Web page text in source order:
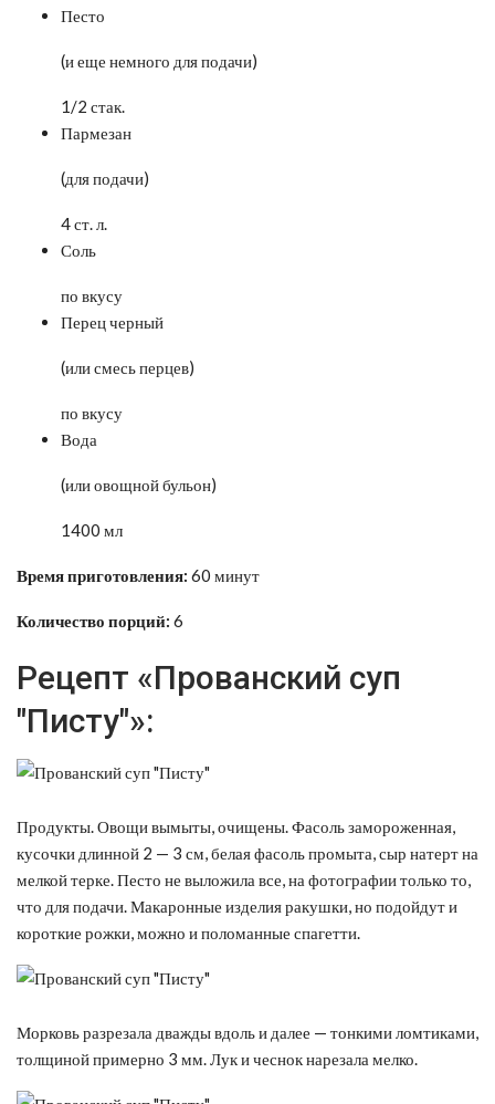
Песто
(и еще немного для подачи)
1/2 стак.
Пармезан
(для подачи)
4 ст. л.
Соль
по вкусу
Перец черный
(или смесь перцев)
по вкусу
Вода
(или овощной бульон)
1400 мл
Время приготовления: 60 минут
Количество порций: 6
Рецепт «Прованский суп
"Писту"»:
Продукты. Овощи вымыты, очищены. Фасоль замороженная,
кусочки длинной 2 — 3 см, белая фасоль промыта, сыр натерт на
мелкой терке. Песто не выложила все, на фотографии только то,
что для подачи. Макаронные изделия ракушки, но подойдут и
короткие рожки, можно и поломанные спагетти.
Морковь разрезала дважды вдоль и далее — тонкими ломтиками,
толщиной примерно 3 мм. Лук и чеснок нарезала мелко.